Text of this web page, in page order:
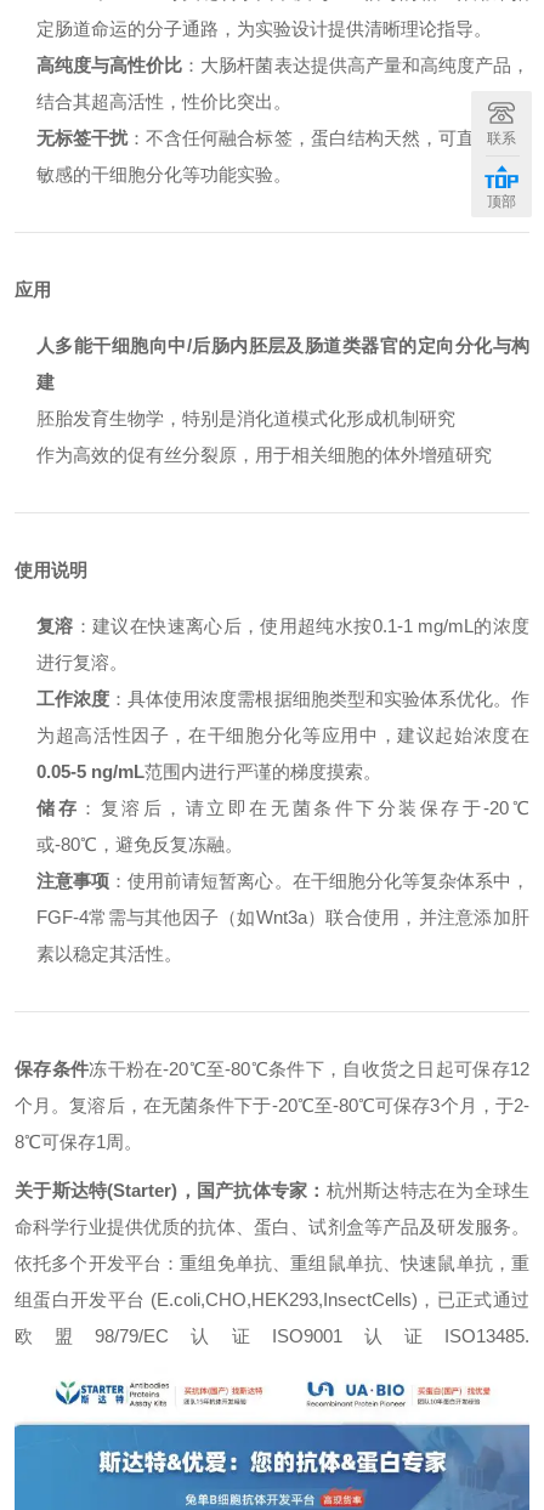
定肠道命运的分子通路，为实验设计提供清晰理论指导。
高纯度与高性价比 ：大肠杆菌表达提供高产量和高纯度产品，
结合其超高活性，性价比突出。
无标签干扰：不含任何融合标签，蛋白结构天然，可直接用于
敏感的干细胞分化等功能实验。
应用
人多能干细胞向中/后肠内胚层及肠道类器官的定向分化与构
建
胚胎发育生物学，特别是消化道模式化形成机制研究
作为高效的促有丝分裂原，用于相关细胞的体外增殖研究
使用说明
复溶 ：建议在快速离心后，使用超纯水按0.1-1 mg/mL的浓度
进行复溶。
工作浓度 ：具体使用浓度需根据细胞类型和实验体系优化。作
为超高活性因子，在干细胞分化等应用中，建议起始浓度在
0.05-5 ng/mL范围内进行严谨的梯度摸索。
储存 ：复溶后，请立即在无菌条件下分装保存于-20℃
或-80℃，避免反复冻融。
注意事项 ：使用前请短暂离心。在干细胞分化等复杂体系中，
FGF-4常需与其他因子（如Wnt3a）联合使用，并注意添加肝
素以稳定其活性。
保存条件冻干粉在-20℃至-80℃条件下，自收货之日起可保存12
个月。复溶后，在无菌条件下于-20℃至-80℃可保存3个月，于2-
8℃可保存1周。
关于斯达特(Starter)，国产抗体专家： 杭州斯达特志在为全球生
命科学行业提供优质的抗体、蛋白、试剂盒等产品及研发服务。
依托多个开发平台：重组免单抗、重组鼠单抗、快速鼠单抗，重
组蛋白开发平台 (E.coli,CHO,HEK293,InsectCells)，已正式通过
欧盟98/79/EC认证ISO9001认证ISO13485.
联系
顶部